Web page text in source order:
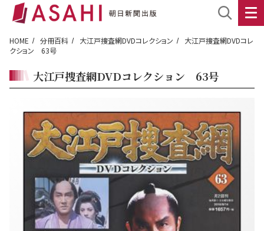
HOME 分冊百科 大江戸捜査網DVDコレクション
大江戸捜査網DVDコレ
クション 63号
大江戸捜査網DVDコレクション 63号